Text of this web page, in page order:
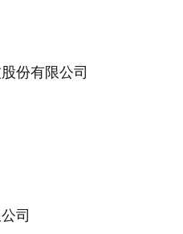
份有限公司
司